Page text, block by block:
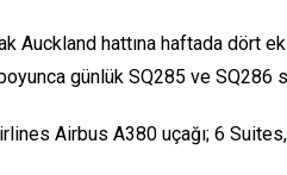
Auckland hattına haftada
günlük SQ285 ve SQ286
Airbus A380 uçağı; 6